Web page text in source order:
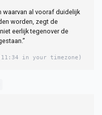
al vooraf duidelijk
worden, zegt de
eerlijk tegenover de
in your timezone)